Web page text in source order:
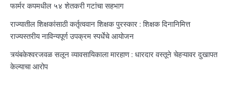
फार्मर कपमधील ५४ शेतकरी गटांचा सहभाग
राज्यातील शिक्षकांसाठी कर्तृत्ववान शिक्षक पुरस्कार : शिक्षक दिनानिमित्त
राज्यस्तरीय नाविन्यपूर्ण उपक्रम स्पर्धेचे आयोजन
त्र्यंबकेश्वरजवळ सलून व्यावसायिकाला मारहाण : धारदार वस्तूने चेहऱ्यावर दुखापत
केल्याचा आरोप